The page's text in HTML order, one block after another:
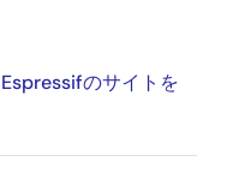
のサイトを